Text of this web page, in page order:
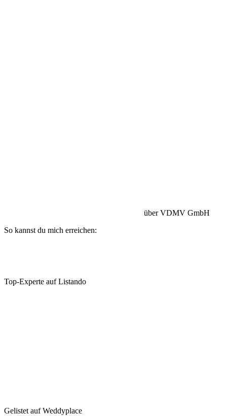
über VDMV GmbH
So kannst du mich erreichen:
Top-Experte auf Listando
Gelistet auf Weddyplace